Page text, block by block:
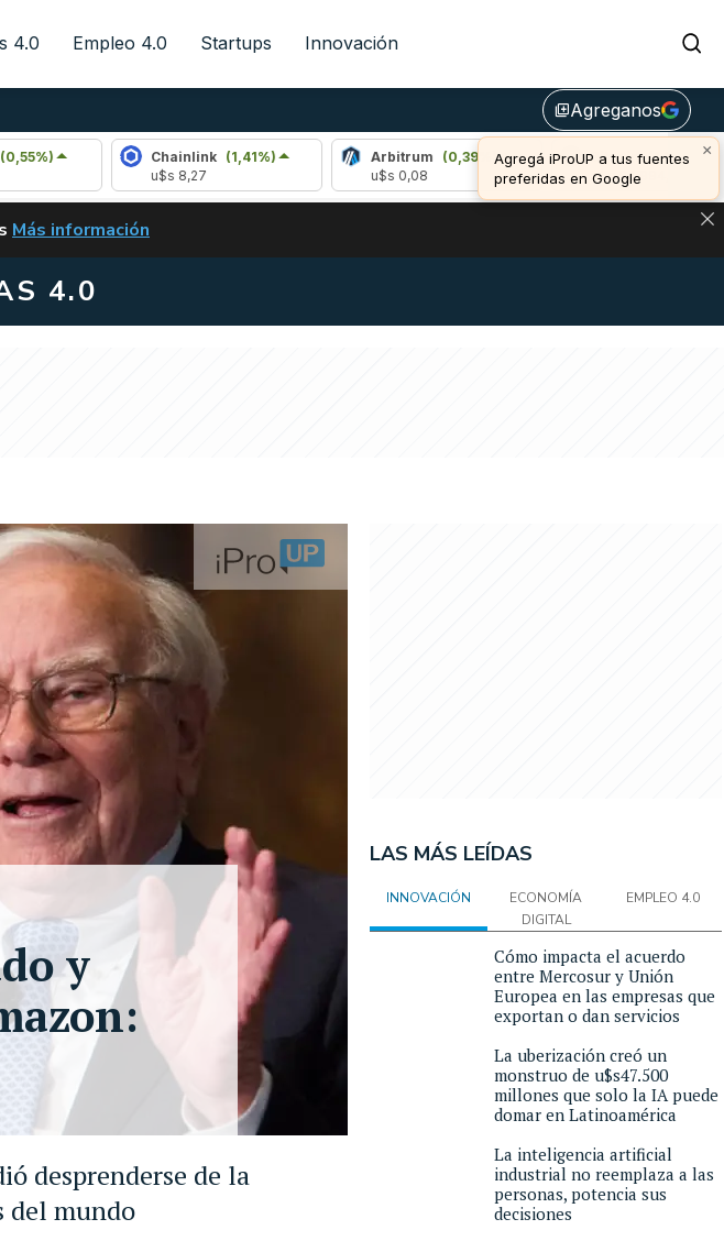
4.0 Empleo 4.0 Startups Innovación
library_addAgreganos
×
Agregá iProUP a tus fuentes
preferidas en Google
Chainlink
(1,41%)
Arbitrum
(0,39%)
Bitcoin
(1,10%)
u$s 64.994,00
CLARITY ACT EN ARGENTINA: IMPACTO EN BITCOIN, DÓLAR CRIPTO Y EXCHANGES
Más información
4.0
desprenderse de la
del mundo
y
LAS MÁS LEÍDAS
INNOVACIÓN
ECONOMÍA
DIGITAL
EMPLEO 4.0
Cómo impacta el acuerdo
entre Mercosur y Unión
Europea en las empresas que
exportan o dan servicios
La uberización creó un
monstruo de u$s47.500
millones que solo la IA puede
domar en Latinoamérica
La inteligencia artificial
industrial no reemplaza a las
personas, potencia sus
decisiones